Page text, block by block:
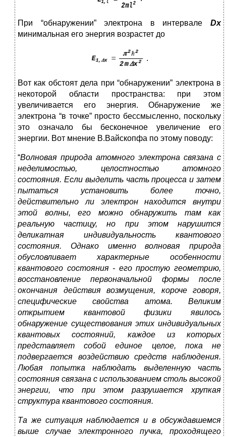
При “обнаружении” электрона в интервале Dx
минимальная его энергия возрастет до
.
Вот как обстоят дела при “обнаружении” электрона в
некоторой области пространства: при этом
увеличивается его энергия. Обнаружение же
электрона “в точке” просто бессмысленно, поскольку
это означало бы бесконечное увеличение его
энергии. Вот мнение В.Вайскопфа по этому поводу:
“Волновая природа атомного электрона связана с
неделимостью, целостностью атомного
состояния. Если выделить часть процесса и затем
пытаться установить более точно,
действительно ли электрон находится внутри
этой волны, его можно обнаружить там как
реальную частицу, но при этом нарушится
деликатная индивидуальность квантового
состояния. Однако именно волновая природа
обусловливает характерные особенности
квантового состояния - его простую геометрию,
восстановление первоначальной формы после
окончания действия возмущения, короче говоря,
специфические свойства атома. Великим
открытием квантовой физики явилось
обнаружение существования этих индивидуальных
квантовых состояний, каждое из которых
представляет собой единое целое, пока не
подвергается воздействию средств наблюдения.
Любая попытка наблюдать выделенную часть
состояния связана с использованием столь высокой
энергии, что при этом разрушается хрупкая
структура квантового состояния.
Та же ситуация наблюдается и в обсуждавшемся
выше случае электронного пучка, проходящего